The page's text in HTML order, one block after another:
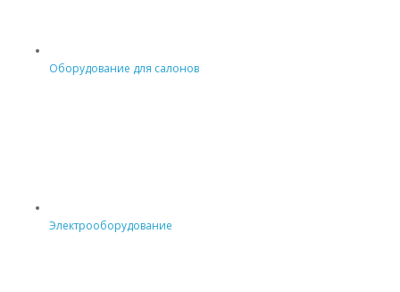
Оборудование для салонов
Электрооборудование